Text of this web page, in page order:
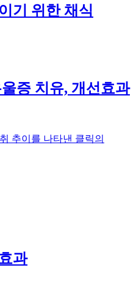
기 위한 채식
증 치유, 개선효과
과